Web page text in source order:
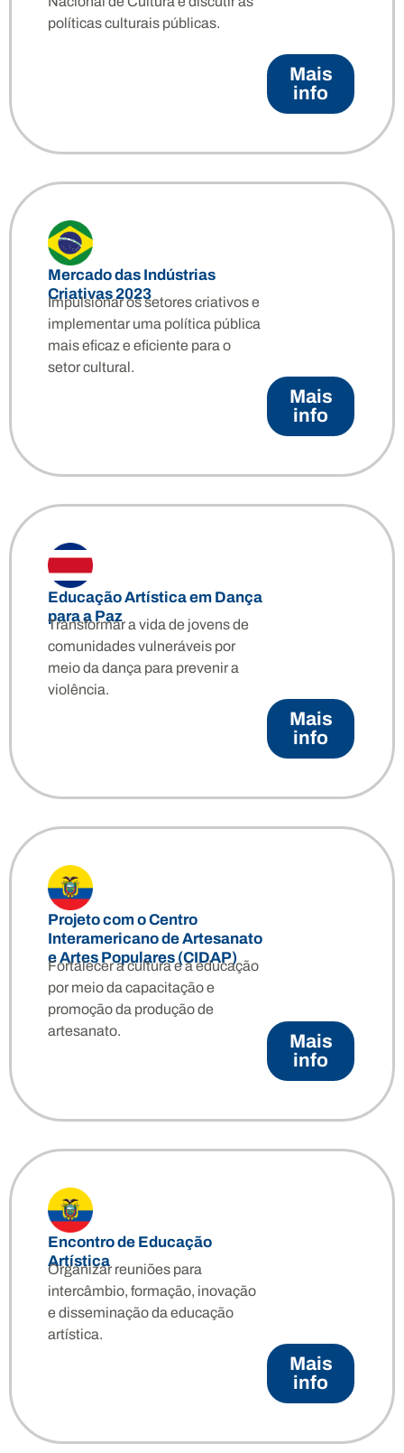
políticas culturais públicas.
Mais
info
Mercado das Indústrias
Criativas 2023
Impulsionar os setores criativos e
implementar uma política pública
mais eficaz e eficiente para o
setor cultural.
Mais
info
Educação Artística em Dança
para a Paz
Transformar a vida de jovens de
comunidades vulneráveis por
meio da dança para prevenir a
violência.
Mais
info
Projeto com o Centro
Interamericano de Artesanato
e Artes Populares (CIDAP)
Fortalecer a cultura e a educação
por meio da capacitação e
promoção da produção de
artesanato.
Mais
info
Encontro de Educação
Artística
Organizar reuniões para
intercâmbio, formação, inovação
e disseminação da educação
artística.
Mais
info